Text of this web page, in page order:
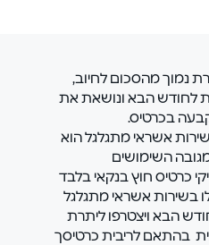
נמוך מהסכום לחיוב,
לחודש הבא ונושאת את
בכרטיס.
אשראי מתגלגל הוא
כרטיס חוץ בנקאי בלבד
בשירות אשראי מתגלגל
הבא ויצטרפו ליתרת
בהתאם לריבית כרטיסך